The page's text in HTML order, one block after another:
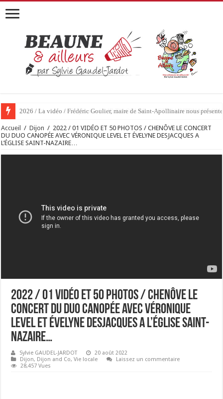
2026 / 01 vidéo et 51 photos / « JE T’ACCUSE »…ET MAINTENANT
Accueil / Dijon / 2022 / 01 VIDÉO ET 50 PHOTOS / CHENÔVE LE CONCERT
DU DUO CANOPÉE AVEC VÉRONIQUE LEVEL ET ÉVELYNE DESJACQUES A
L’ÉGLISE SAINT-NAZAIRE…
2022 / 01 VIDÉO ET 50 PHOTOS / CHENÔVE LE
CONCERT DU DUO CANOPÉE AVEC VÉRONIQUE
LEVEL ET ÉVELYNE DESJACQUES A L’ÉGLISE SAINT-
NAZAIRE…
Sylvie GAUDEL-JARDOT
20 août 2022
Dijon, Dijon and Co,Vie locale
Laissez un commentaire
28,457 Vues